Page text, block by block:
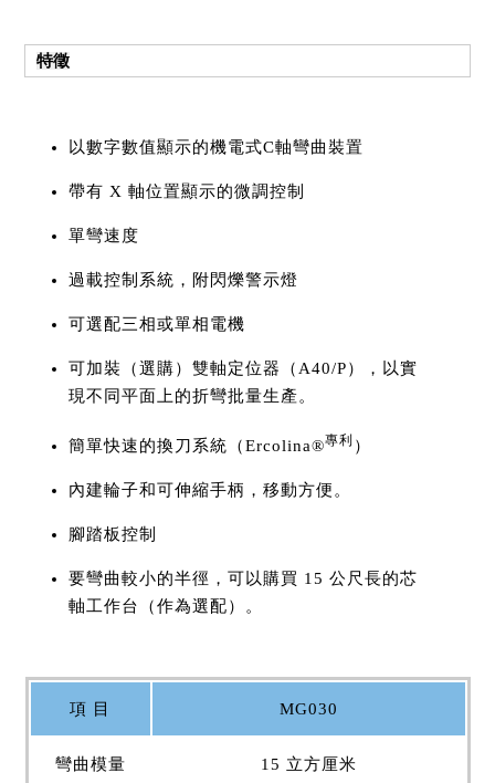
特徵
以數字數值顯示的機電式C軸彎曲裝置
帶有 X 軸位置顯示的微調控制
單彎速度
過載控制系統，附閃爍警示燈
可選配三相或單相電機
可加裝（選購）雙軸定位器（A40/P），以實
現不同平面上的折彎批量生產。
簡單快速的換刀系統（Ercolina®專利 ）
內建輪子和可伸縮手柄，移動方便。
腳踏板控制
要彎曲較小的半徑，可以購買 15 公尺長的芯
軸工作台（作為選配）。
項 目 MG030
彎曲模量 15 立方厘米